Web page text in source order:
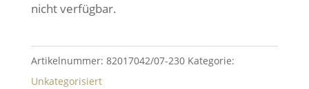
nicht verfügbar.
Artikelnummer: 82017042/07-230 Kategorie:
Unkategorisiert